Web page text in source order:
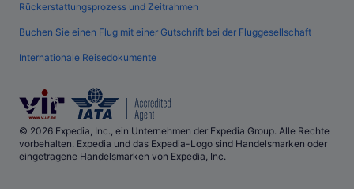
Rückerstattungsprozess und Zeitrahmen
Buchen Sie einen Flug mit einer Gutschrift bei der Fluggesellschaft
Internationale Reisedokumente
© 2026 Expedia, Inc., ein Unternehmen der Expedia Group. Alle Rechte
vorbehalten. Expedia und das Expedia-Logo sind Handelsmarken oder
eingetragene Handelsmarken von Expedia, Inc.